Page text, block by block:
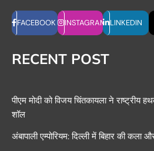
FACEBOOK INSTAGRAM LINKEDIN
RECENT POST
पीएम मोदी को विजय चिंतकायला ने राष्ट्रीय
शॉल
अंबापाली एम्पोरियम: दिल्ली में बिहार की कला